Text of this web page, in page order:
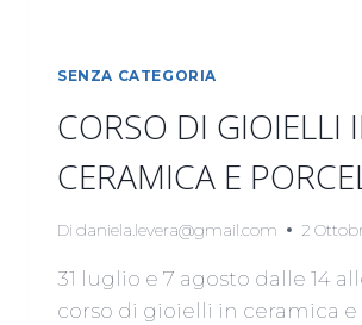
SENZA CATEGORIA
CORSO DI GIOIELLI
CERAMICA E
Di daniela.levera@gmail.com 2
31 luglio e 7 agosto dalle 14
corso di gioielli in ceramica